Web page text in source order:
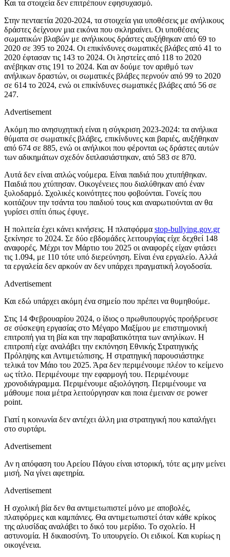
Και τα στοιχεία δεν επιτρέπουν εφησυχασμό.
Στην πενταετία 2020-2024, τα στοιχεία για υποθέσεις με ανήλικους
δράστες δείχνουν μια εικόνα που σκληραίνει. Οι υποθέσεις
σωματικών βλαβών με ανήλικους δράστες αυξήθηκαν από 69 το
2020 σε 395 το 2024. Οι επικίνδυνες σωματικές βλάβες από 41 το
2020 έφτασαν τις 143 το 2024. Οι ληστείες από 118 το 2020
ανέβηκαν στις 191 το 2024. Και αν δούμε τον αριθμό των
ανήλικων δραστών, οι σωματικές βλάβες περνούν από 99 το 2020
σε 614 το 2024, ενώ οι επικίνδυνες σωματικές βλάβες από 56 σε
247.
Advertisement
Ακόμη πιο ανησυχητική είναι η σύγκριση 2023-2024: τα ανήλικα
θύματα σε σωματικές βλάβες, επικίνδυνες και βαριές, αυξήθηκαν
από 674 σε 885, ενώ οι ανήλικοι που φέρονται ως δράστες αυτών
των αδικημάτων σχεδόν διπλασιάστηκαν, από 583 σε 870.
Αυτά δεν είναι απλώς νούμερα. Είναι παιδιά που χτυπήθηκαν.
Παιδιά που χτύπησαν. Οικογένειες που διαλύθηκαν από έναν
ξυλοδαρμό. Σχολικές κοινότητες που φοβούνται. Γονείς που
κοιτάζουν την τσάντα του παιδιού τους και αναρωτιούνται αν θα
γυρίσει σπίτι όπως έφυγε.
Η πολιτεία έχει κάνει κινήσεις. Η πλατφόρμα stop-bullying.gov.gr
ξεκίνησε το 2024. Σε δύο εβδομάδες λειτουργίας είχε δεχθεί 148
αναφορές. Μέχρι τον Μάρτιο του 2025 οι αναφορές είχαν φτάσει
τις 1.094, με 110 τότε υπό διερεύνηση. Είναι ένα εργαλείο. Αλλά
τα εργαλεία δεν αρκούν αν δεν υπάρχει πραγματική λογοδοσία.
Advertisement
Και εδώ υπάρχει ακόμη ένα σημείο που πρέπει να θυμηθούμε.
Στις 14 Φεβρουαρίου 2024, ο ίδιος ο πρωθυπουργός προήδρευσε
σε σύσκεψη εργασίας στο Μέγαρο Μαξίμου με επιστημονική
επιτροπή για τη βία και την παραβατικότητα των ανηλίκων. Η
επιτροπή είχε αναλάβει την εκπόνηση Εθνικής Στρατηγικής
Πρόληψης και Αντιμετώπισης. Η στρατηγική παρουσιάστηκε
τελικά τον Μάιο του 2025. Άρα δεν περιμένουμε πλέον το κείμενο
ως τίτλο. Περιμένουμε την εφαρμογή του. Περιμένουμε
χρονοδιάγραμμα. Περιμένουμε αξιολόγηση. Περιμένουμε να
μάθουμε ποια μέτρα λειτούργησαν και ποια έμειναν σε power
point.
Γιατί η κοινωνία δεν αντέχει άλλη μια στρατηγική που καταλήγει
στο συρτάρι.
Advertisement
Αν η απόφαση του Αρείου Πάγου είναι ιστορική, τότε ας μην μείνει
μισή. Να γίνει αφετηρία.
Advertisement
Η σχολική βία δεν θα αντιμετωπιστεί μόνο με αποβολές,
πλατφόρμες και καμπάνιες. Θα αντιμετωπιστεί όταν κάθε κρίκος
της αλυσίδας αναλάβει το δικό του μερίδιο. Το σχολείο. Η
αστυνομία. Η δικαιοσύνη. Το υπουργείο. Οι ειδικοί. Και κυρίως η
οικογένεια.